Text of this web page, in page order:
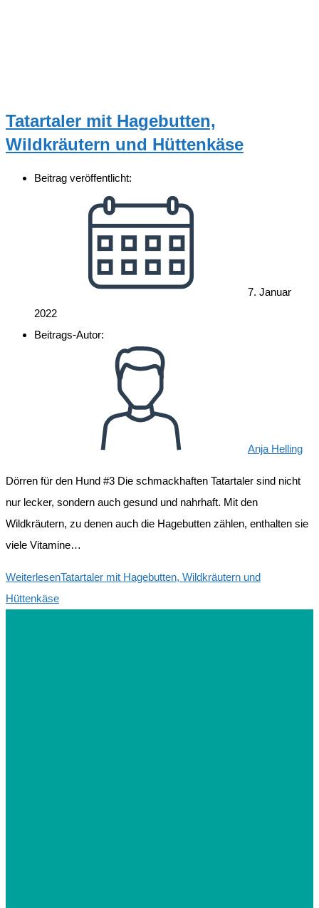
Tatartaler mit Hagebutten,
Wildkräutern und Hüttenkäse
Beitrag veröffentlicht:
7. Januar
2022
Beitrags-Autor:
Anja Helling
Dörren für den Hund #3 Die schmackhaften Tatartaler sind nicht
nur lecker, sondern auch gesund und nahrhaft. Mit den
Wildkräutern, zu denen auch die Hagebutten zählen, enthalten sie
viele Vitamine…
WeiterlesenTatartaler mit Hagebutten, Wildkräutern und
Hüttenkäse